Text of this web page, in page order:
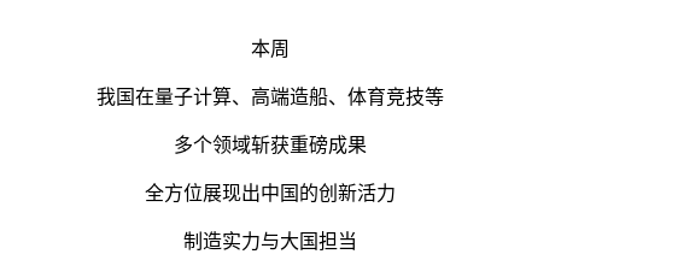
本周
我国在量子计算、高端造船、体育竞技等
多个领域斩获重磅成果
全方位展现出中国的创新活力
制造实力与大国担当